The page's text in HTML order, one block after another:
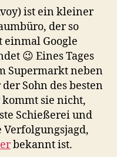
ist ein kleiner
der so
einmal Google
😉 Eines Tages
Supermarkt neben
Sohn des besten
sie nicht,
Schießerei und
bekannt ist.